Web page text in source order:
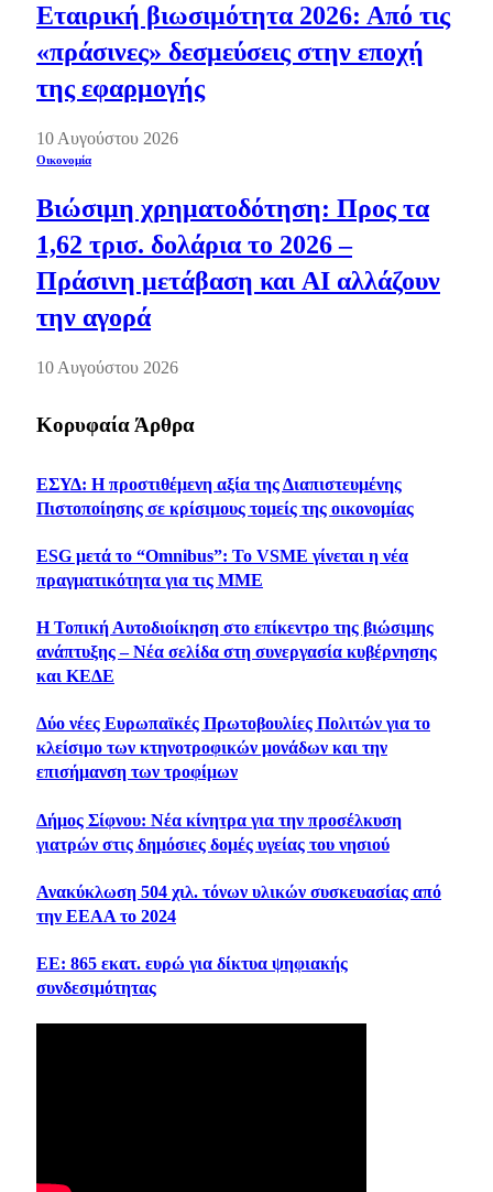
Εταιρική βιωσιμότητα 2026: Από τις
«πράσινες» δεσμεύσεις στην εποχή
της εφαρμογής
10 Αυγούστου 2026
Οικονομία
Βιώσιμη χρηματοδότηση: Προς τα
1,62 τρισ. δολάρια το 2026 –
Πράσινη μετάβαση και AI αλλάζουν
την αγορά
10 Αυγούστου 2026
Κορυφαία Άρθρα
ΕΣΥΔ: Η προστιθέμενη αξία της Διαπιστευμένης
Πιστοποίησης σε κρίσιμους τομείς της οικονομίας
ESG μετά το “Omnibus”: Το VSME γίνεται η νέα
πραγματικότητα για τις ΜΜΕ
Η Τοπική Αυτοδιοίκηση στο επίκεντρο της βιώσιμης
ανάπτυξης – Νέα σελίδα στη συνεργασία κυβέρνησης
και ΚΕΔΕ
Δύο νέες Ευρωπαϊκές Πρωτοβουλίες Πολιτών για το
κλείσιμο των κτηνοτροφικών μονάδων και την
επισήμανση των τροφίμων
Δήμος Σίφνου: Νέα κίνητρα για την προσέλκυση
γιατρών στις δημόσιες δομές υγείας του νησιού
Ανακύκλωση 504 χιλ. τόνων υλικών συσκευασίας από
την ΕΕΑΑ το 2024
ΕΕ: 865 εκατ. ευρώ για δίκτυα ψηφιακής
συνδεσιμότητας